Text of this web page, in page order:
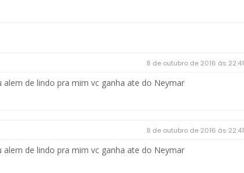
8 de outubro de 2016 às 22:41
de lindo pra mim vc ganha ate do Neymar
8 de outubro de 2016 às 22:41
de lindo pra mim vc ganha ate do Neymar